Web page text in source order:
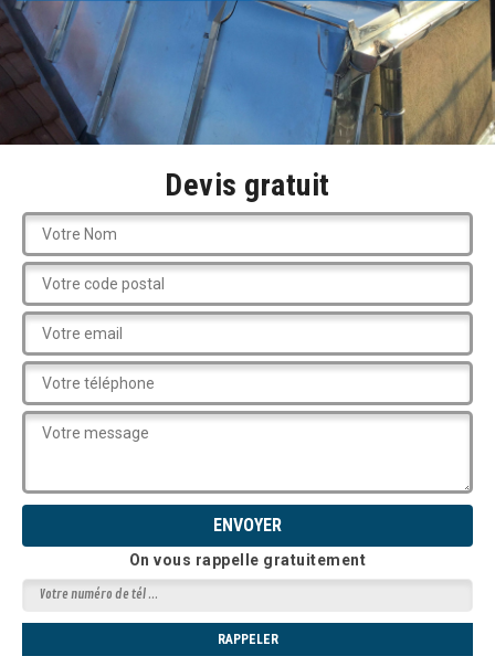
Devis gratuit
On vous rappelle gratuitement